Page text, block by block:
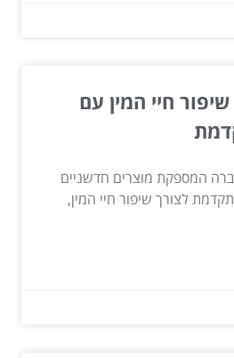
חיי המין עם
המספקת מוצרים חדשניים
לצורך שיפור חיי המין,